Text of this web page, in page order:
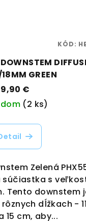
GREEN
9,90 €
(2 ks)
Zelená
s
Tento downstem
dĺžkach -
15 cm, aby...
KÓD: